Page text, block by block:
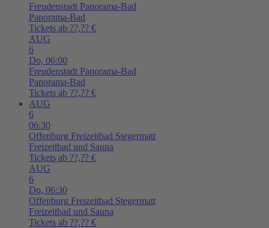
Freudenstadt Panorama-Bad
Panorama-Bad
Tickets ab ??,?? €
AUG
6
Do, 06:00
Freudenstadt Panorama-Bad
Panorama-Bad
Tickets ab ??,?? €
AUG
6
06:30
Offenburg Freizeitbad Stegermatt
Freizeitbad und Sauna
Tickets ab ??,?? €
AUG
6
Do, 06:30
Offenburg Freizeitbad Stegermatt
Freizeitbad und Sauna
Tickets ab ??,?? €